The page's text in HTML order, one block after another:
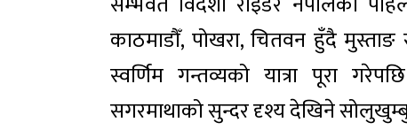
काठमाडौँ, पोखरा, चितवन हुँदै
स्वर्णिम गन्तव्यको यात्रा पूरा
सगरमाथाको सुन्दर दृश्य देखिने सोलुखुम्बु